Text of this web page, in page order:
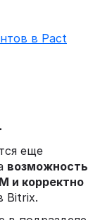
в Pact
еще
возможность
и корректно
Bitrix.